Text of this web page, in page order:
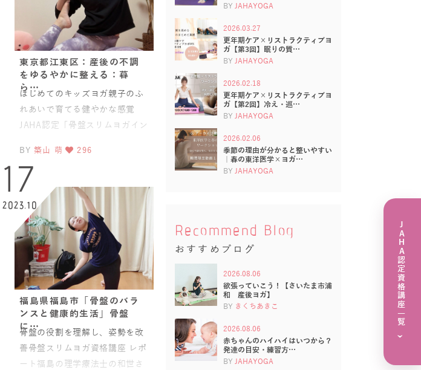
東京都江東区：産後の不調
をゆるやかに整える：暮
ら…
はじめてのキッズヨガ親子のふ
れあいで育てる健やかな感覚
JAHA認定「骨盤スリムヨガイン
取得、おめでとうございます
BY 築山 萌 296
17
2023.10
福島県福島市「骨盤のバラ
ンスと健康的生活」骨盤
に…
骨盤の役割を理解し、姿勢を改
善骨盤スリムヨガ資格講座 レポ
ート福島の理学療法士の和世さ
BY JAHAYOGA
2026.03.27
更年期ケア×リストラクティブヨ
ガ【第3回】眠りの質…
BY JAHAYOGA
2026.02.18
更年期ケア×リストラクティブヨ
ガ【第2回】冷え・巡…
BY JAHAYOGA
2026.02.06
季節の理由が分かると整いやすい
｜春の東洋医学×ヨガ…
BY JAHAYOGA
Recommend Blog
おすすめブログ
2026.08.06
欲張っていこう！【さいたま市浦
和 産後ヨガ】
BY きくちあきこ
2026.08.06
赤ちゃんのハイハイはいつから？
発達の目安・練習方…
BY JAHAYOGA
JAHA認定資格講座一覧
›